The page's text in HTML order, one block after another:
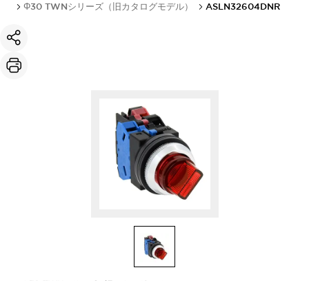
Φ30 TWNシリーズ（旧カタログモデル）
ASLN32604DNR